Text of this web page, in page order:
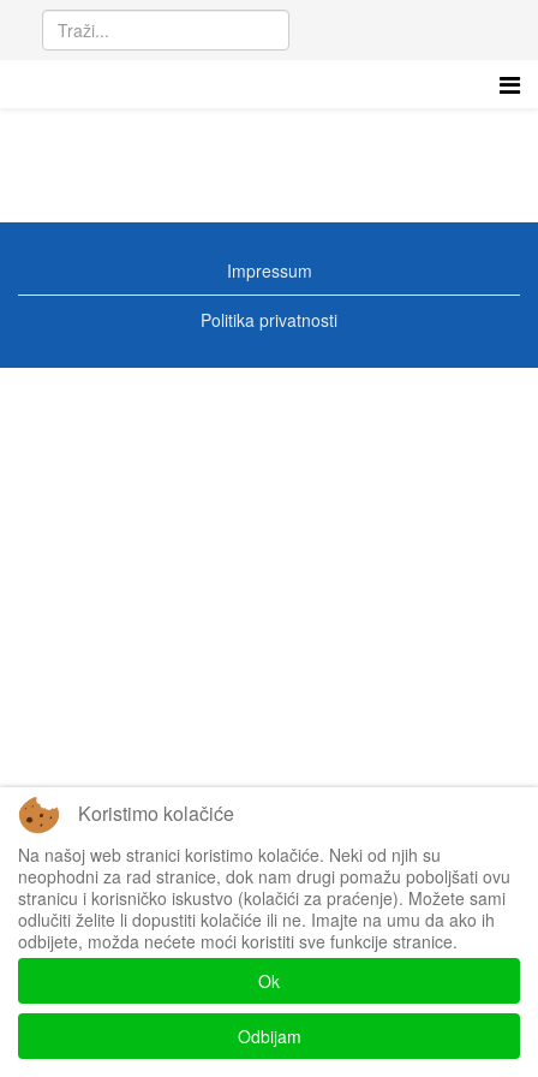
Impressum
Politika privatnosti
Koristimo kolačiće
Na našoj web stranici koristimo kolačiće. Neki od njih su
neophodni za rad stranice, dok nam drugi pomažu poboljšati ovu
stranicu i korisničko iskustvo (kolačići za praćenje). Možete sami
odlučiti želite li dopustiti kolačiće ili ne. Imajte na umu da ako ih
odbijete, možda nećete moći koristiti sve funkcije stranice.
Ok
Odbijam